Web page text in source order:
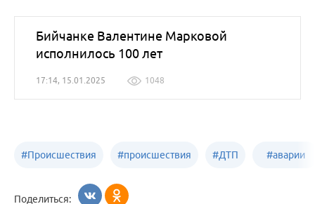
Бийчанке Валентине Марковой
исполнилось 100 лет
17:14, 15.01.2025 1048
#Происшествия #происшествия
Алтайский край
#ДТП #аварии
Поделиться: